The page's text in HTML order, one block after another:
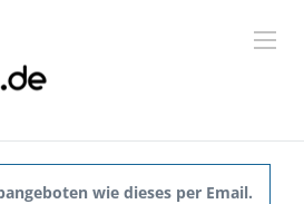
wie dieses per Email.